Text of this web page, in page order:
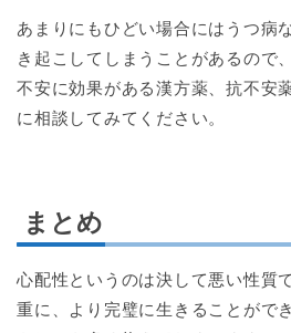
あまりにもひどい場合にはうつ病
き起こしてしまうことがあるので
不安に効果がある漢方薬、抗不安
に相談してみてください。
まとめ
心配性というのは決して悪い性質
重に、より完璧に生きることがで